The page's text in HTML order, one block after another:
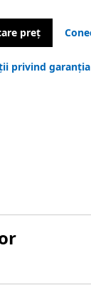
preț
privind garanția